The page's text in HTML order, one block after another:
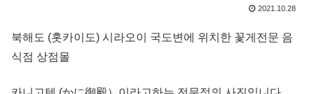
2021.10.28
북해도 (홋카이도) 시라오이 국도변에 위치한 꽃게전문 음
식점 상점몰